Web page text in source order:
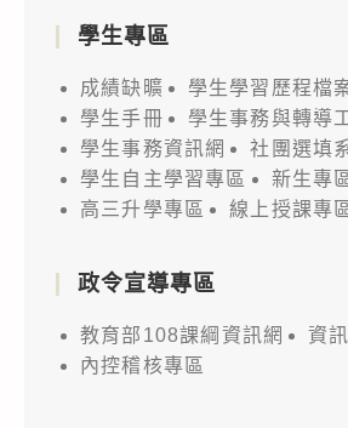
學生專區
成績缺曠
學生學習歷程檔
學生手冊
學生事務與轉導
學生事務資訊網
社團選填
學生自主學習專區
新生專
高三升學專區
線上授課專
政令宣導專區
教育部108課綱資訊網
資
內控稽核專區